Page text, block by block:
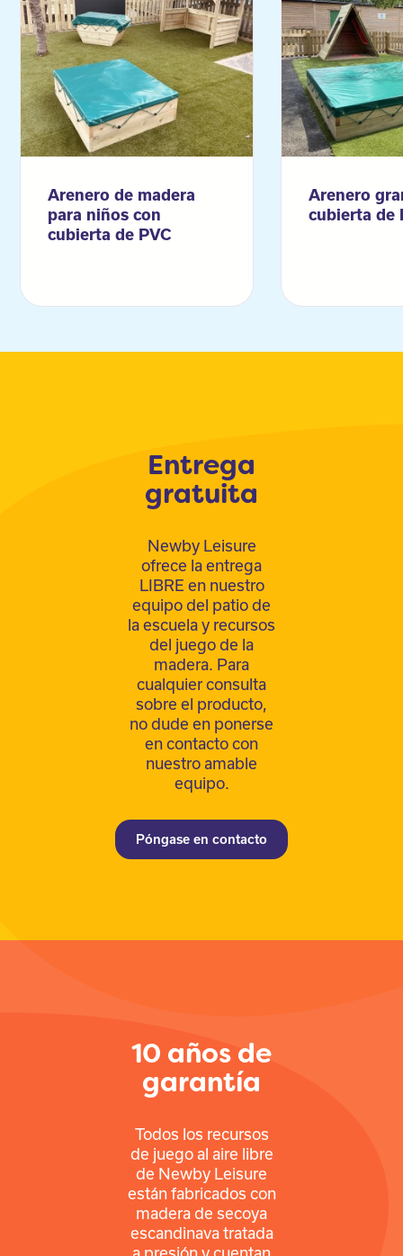
Arenero de madera
para niños con
cubierta de PVC
Arenero
cubierta de
Entrega
gratuita
Newby Leisure
ofrece la entrega
LIBRE en nuestro
equipo del patio de
la escuela y recursos
del juego de la
madera. Para
cualquier consulta
sobre el producto,
no dude en ponerse
en contacto con
nuestro amable
equipo.
Póngase en contacto
10 años de
garantía
Todos los recursos
de juego al aire libre
de Newby Leisure
están fabricados con
madera de secoya
escandinava tratada
a presión y cuentan